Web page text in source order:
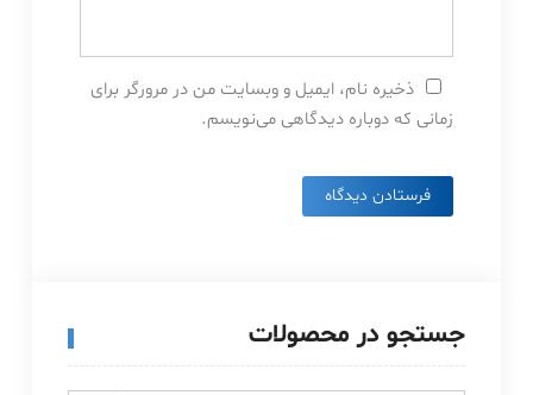
ذخیره نام، ایمیل و وبسایت من در مرورگر برای
زمانی که دوباره دیدگاهی می‌نویسم.
جستجو در محصولات